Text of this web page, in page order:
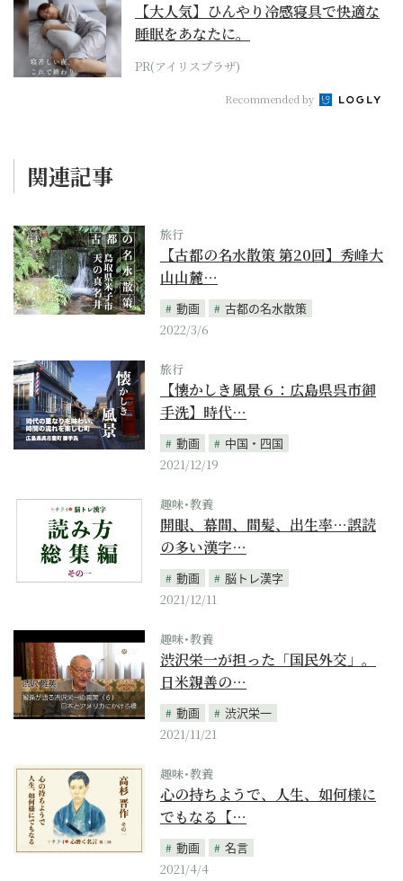
【大人気】ひんやり冷感寝具で快適な
睡眠をあなたに。
PR(アイリスプラザ)
Recommended by
関連記事
旅行
【古都の名水散策 第20回】秀峰大
山山麓…
動画
古都の名水散策
2022/3/6
旅行
【懐かしき風景６：広島県呉市御
手洗】時代…
動画
中国・四国
2021/12/19
趣味･教養
開眼、幕間、間髪、出生率…誤読
の多い漢字…
動画
脳トレ漢字
2021/12/11
趣味･教養
渋沢栄一が担った「国民外交」。
日米親善の…
動画
渋沢栄一
2021/11/21
趣味･教養
心の持ちようで、人生、如何様に
でもなる【…
動画
名言
2021/4/4